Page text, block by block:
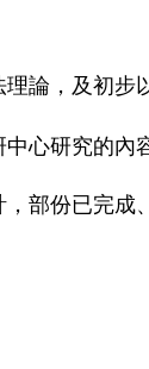
論，及初步
心研究的內
部份已完成